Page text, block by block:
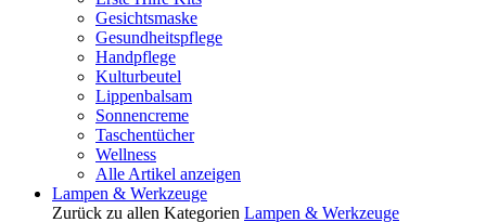
Gesichtsmaske
Gesundheitspflege
Handpflege
Kulturbeutel
Lippenbalsam
Sonnencreme
Taschentücher
Wellness
Alle Artikel anzeigen
Lampen & Werkzeuge
Zurück zu allen Kategorien Lampen & Werkzeuge